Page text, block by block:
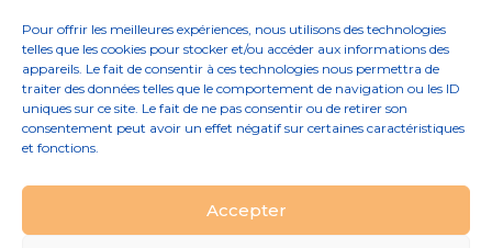
Pour offrir les meilleures expériences, nous utilisons des technologies
telles que les cookies pour stocker et/ou accéder aux informations des
appareils. Le fait de consentir à ces technologies nous permettra de
traiter des données telles que le comportement de navigation ou les ID
uniques sur ce site. Le fait de ne pas consentir ou de retirer son
consentement peut avoir un effet négatif sur certaines caractéristiques
et fonctions.
Accepter
avril 2023
mars 2023
Principale
02 96 52 68 68